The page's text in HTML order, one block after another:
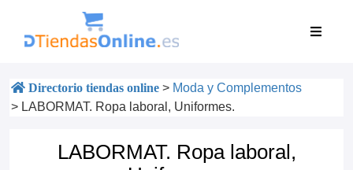
Directorio tiendas online > Moda y Complementos
> LABORMAT. Ropa laboral, Uniformes.
LABORMAT. Ropa laboral,